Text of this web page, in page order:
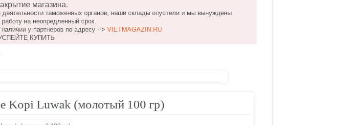
магазина.
деятельности таможенных органов, наши склады опустели и мы вынуждены
работу на неопредленный срок.
у партнеров по адресу --> VIETMAGAZIN.RU
КУПИТЬ
Kopi Luwak (молотый 100 гр)